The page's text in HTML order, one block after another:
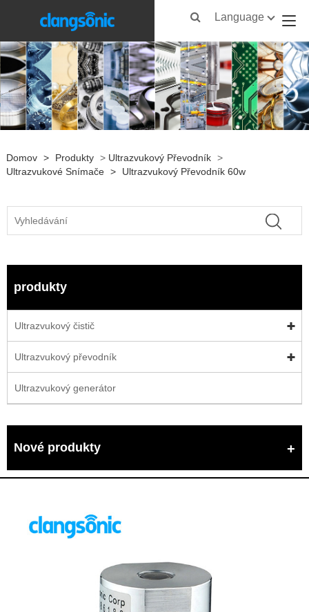
Language
Domov > Produkty > Ultrazvukový Převodník >
Ultrazvukové Snímače > Ultrazvukový Převodník 60w
produkty
Ultrazvukový čistič
Ultrazvukový převodník
Ultrazvukový generátor
Nové produkty